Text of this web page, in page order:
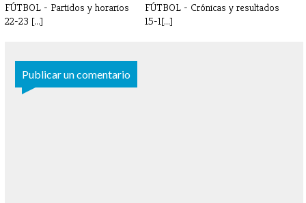
FÚTBOL - Partidos y horarios
22-23 [...]
FÚTBOL - Crónicas y resultados
15-1[...]
Publicar un comentario